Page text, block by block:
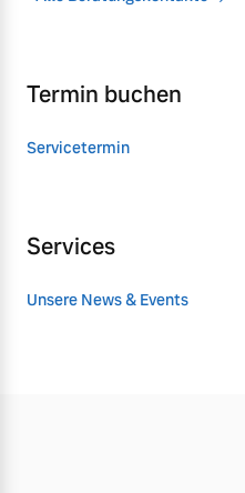
Termin buchen
Servicetermin
Services
Unsere News & Events